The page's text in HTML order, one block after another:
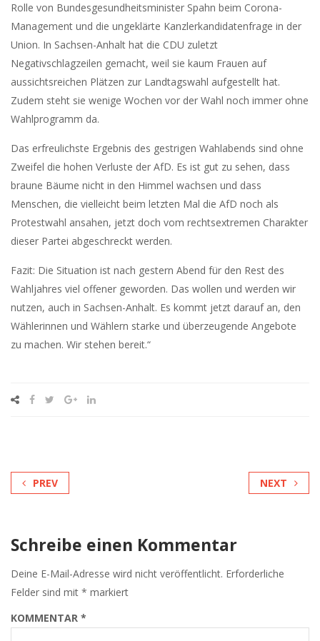
Rolle von Bundesgesundheitsminister Spahn beim Corona-
Management und die ungeklärte Kanzlerkandidatenfrage in der
Union. In Sachsen-Anhalt hat die CDU zuletzt
Negativschlagzeilen gemacht, weil sie kaum Frauen auf
aussichtsreichen Plätzen zur Landtagswahl aufgestellt hat.
Zudem steht sie wenige Wochen vor der Wahl noch immer ohne
Wahlprogramm da.
Das erfreulichste Ergebnis des gestrigen Wahlabends sind ohne
Zweifel die hohen Verluste der AfD. Es ist gut zu sehen, dass
braune Bäume nicht in den Himmel wachsen und dass
Menschen, die vielleicht beim letzten Mal die AfD noch als
Protestwahl ansahen, jetzt doch vom rechtsextremen Charakter
dieser Partei abgeschreckt werden.
Fazit: Die Situation ist nach gestern Abend für den Rest des
Wahljahres viel offener geworden. Das wollen und werden wir
nutzen, auch in Sachsen-Anhalt. Es kommt jetzt darauf an, den
Wählerinnen und Wählern starke und überzeugende Angebote
zu machen. Wir stehen bereit.“
PREV NEXT
Schreibe einen Kommentar
Deine E-Mail-Adresse wird nicht veröffentlicht. Erforderliche
Felder sind mit * markiert
KOMMENTAR *